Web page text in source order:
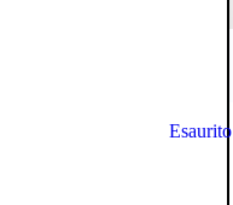
Esaurito